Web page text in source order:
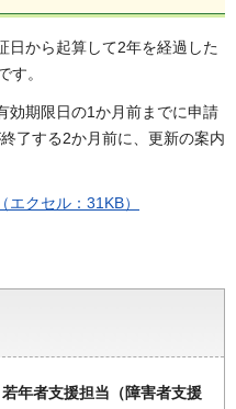
日から起算して2年を経過した
す。
効期限日の1か月前までに申請
了する2か月前に、更新の案内
クセル：31KB）
年者支援担当（障害者支援